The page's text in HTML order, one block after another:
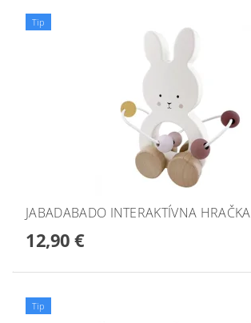
Tip
JABADABADO INTERAKTÍVNA HRAČKA
12,90 €
Tip